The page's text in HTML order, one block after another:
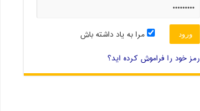
مرا به یاد داشته باش
رمز خود را فراموش کرده اید؟